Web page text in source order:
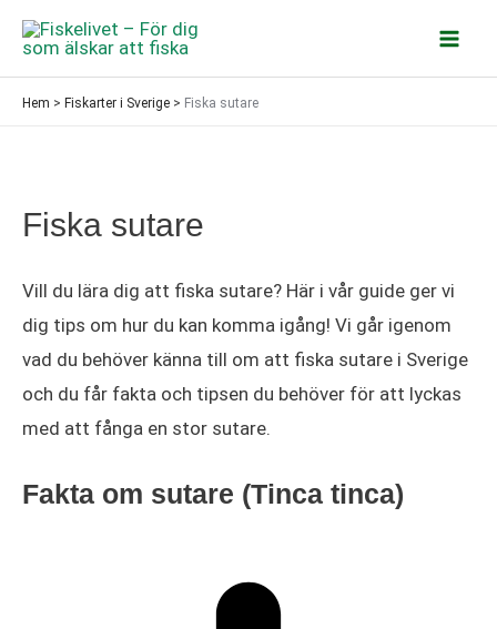
Hoppa
innehåll
Hem > Fiskarter i Sverige > Fiska sutare
Fiska sutare
Vill du lära dig att fiska sutare? Här i vår guide ger vi
dig tips om hur du kan komma igång! Vi går igenom
vad du behöver känna till om att fiska sutare i Sverige
och du får fakta och tipsen du behöver för att lyckas
med att fånga en stor sutare.
Fakta om sutare (Tinca tinca)